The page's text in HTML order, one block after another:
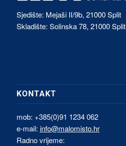
Sjedište: Mejaši II/9b, 21000 Split
Skladište: Solinska 78, 21000 Split
KONTAKT
mob: +385(0)91 1234 062
e-mail: info@malomisto.hr
Radno vrijeme: